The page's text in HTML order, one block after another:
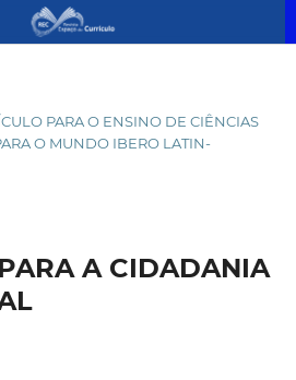
PARA O ENSINO DE CIÊNCIAS
O MUNDO IBERO LATIN-
A CIDADANIA